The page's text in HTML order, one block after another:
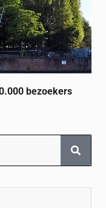
bezoekers